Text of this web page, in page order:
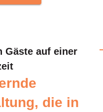
Gäste auf einer
die in